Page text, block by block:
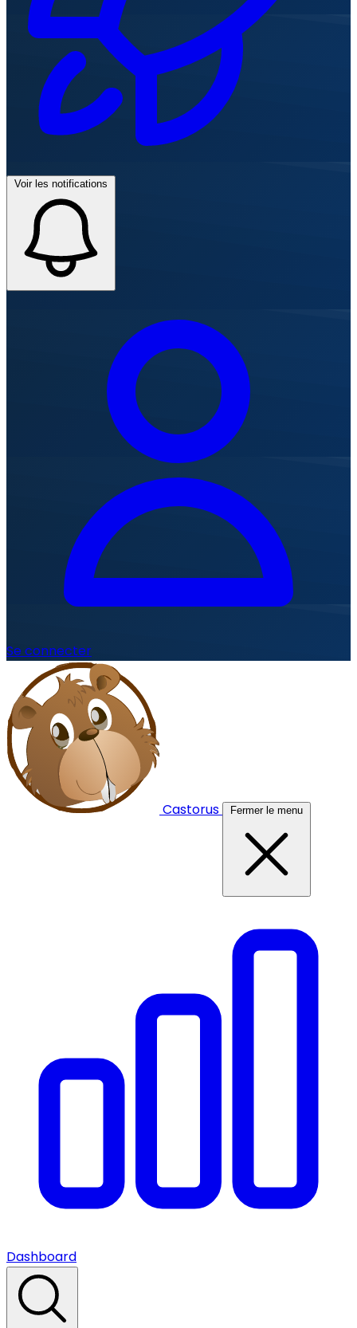
Voir les notifications
Se connecter
Castorus Fermer le menu
Dashboard